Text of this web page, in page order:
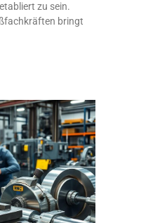
zu sein.
bringt